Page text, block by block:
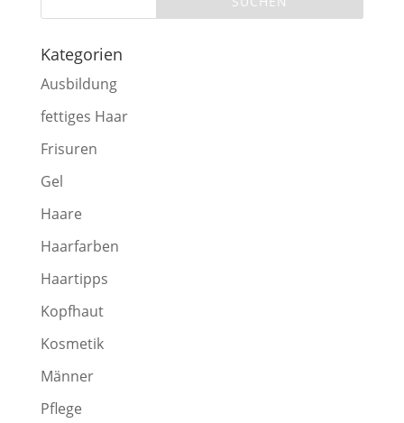
Kategorien
Ausbildung
fettiges Haar
Frisuren
Gel
Haare
Haarfarben
Haartipps
Kopfhaut
Kosmetik
Männer
Pflege